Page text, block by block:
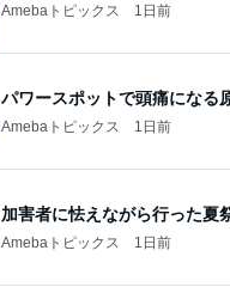
Amebaトピックス 1日前
パワースポットで頭痛になる
Amebaトピックス 1日前
加害者に怯えながら行った夏
Amebaトピックス 1日前